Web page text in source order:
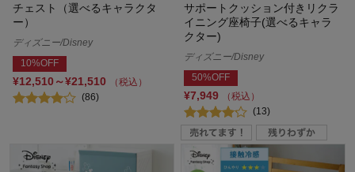
チェスト（選べるキャラクタ
ー）
ディズニー/Disney
10%OFF
¥12,510～¥21,510
（税込）
(86)
サポートクッション付きリクラ
イニング座椅子(選べるキャラ
クター)
ディズニー/Disney
50%OFF
¥7,949
（税込）
(13)